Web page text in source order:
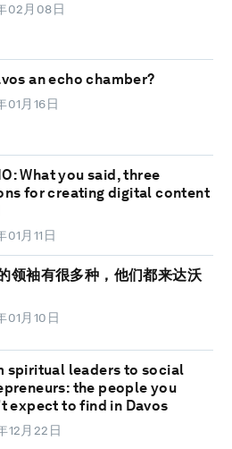
02月08日
an echo chamber?
01月16日
What you said, three
for creating digital content
01月11日
领袖有很多种，他们都来达沃
01月10日
spiritual leaders to social
the people you
expect to find in Davos
12月22日